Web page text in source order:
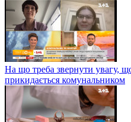
На що треба звернути увагу,
прикидається комунальником